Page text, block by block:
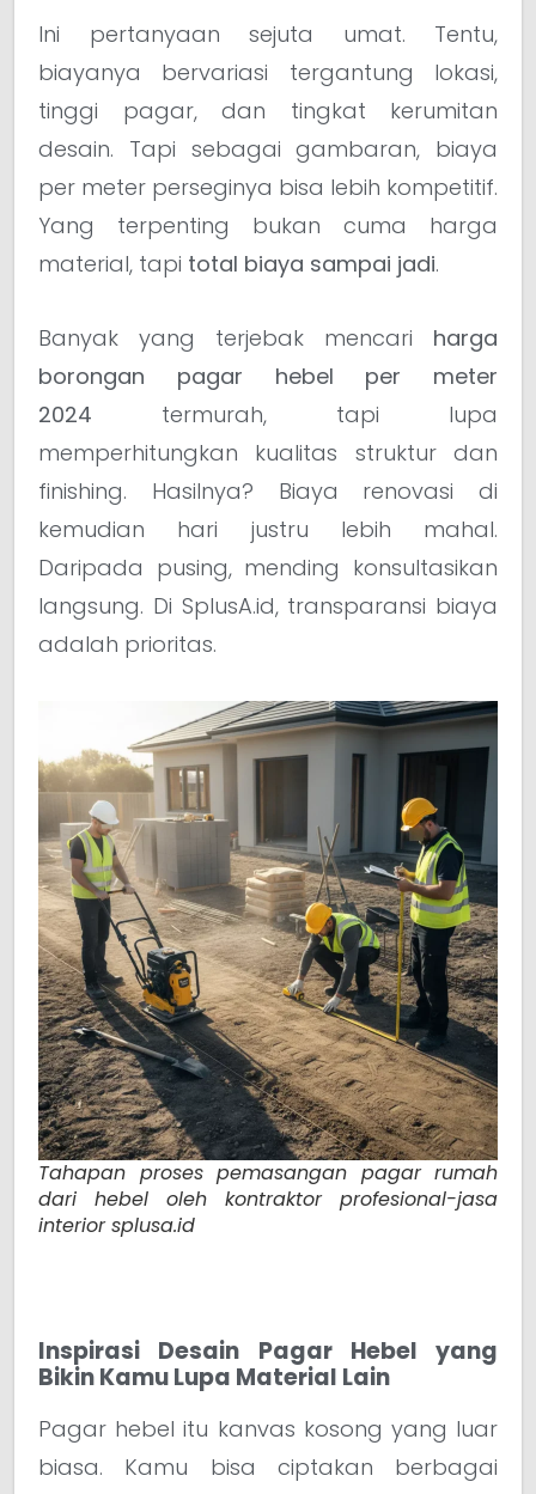
Ini pertanyaan sejuta umat. Tentu,
biayanya bervariasi tergantung lokasi,
tinggi pagar, dan tingkat kerumitan
desain. Tapi sebagai gambaran, biaya
per meter perseginya bisa lebih kompetitif.
Yang terpenting bukan cuma harga
material, tapi total biaya sampai jadi.
Banyak yang terjebak mencari harga
borongan pagar hebel per meter
2024 termurah, tapi lupa
memperhitungkan kualitas struktur dan
finishing. Hasilnya? Biaya renovasi di
kemudian hari justru lebih mahal.
Daripada pusing, mending konsultasikan
langsung. Di SplusA.id, transparansi biaya
adalah prioritas.
Tahapan proses pemasangan pagar rumah
dari hebel oleh kontraktor profesional-jasa
interior splusa.id
Inspirasi Desain Pagar Hebel yang
Bikin Kamu Lupa Material Lain
Pagar hebel itu kanvas kosong yang luar
biasa. Kamu bisa ciptakan berbagai